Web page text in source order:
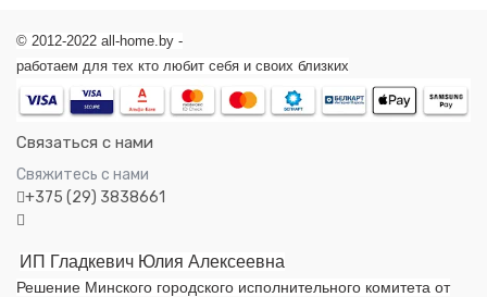
© 2012-2022 all-home.by -
работаем для тех кто любит себя и своих близких
Связаться с нами
Свяжитесь с нами
+375 (29) 3838661
ИП Гладкевич Юлия Алексеевна
Решение Минского городского исполнительного комитета от